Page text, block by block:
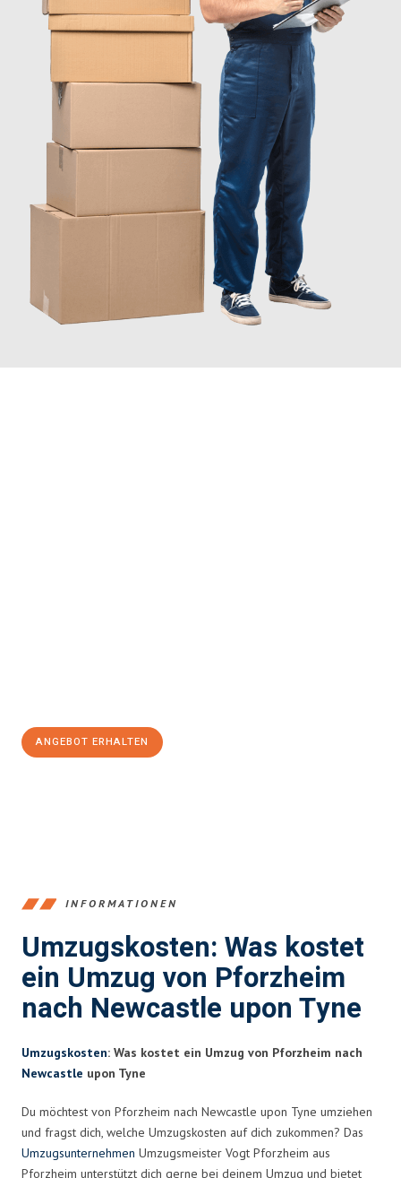
ANGEBOT ERHALTEN
INFORMATIONEN
Umzugskosten: Was kostet
ein Umzug von Pforzheim
nach Newcastle upon Tyne
Umzugskosten: Was kostet ein Umzug von Pforzheim nach
Newcastle upon Tyne
Du möchtest von Pforzheim nach Newcastle upon Tyne umziehen
und fragst dich, welche Umzugskosten auf dich zukommen? Das
Umzugsunternehmen Umzugsmeister Vogt Pforzheim aus
Pforzheim unterstützt dich gerne bei deinem Umzug und bietet